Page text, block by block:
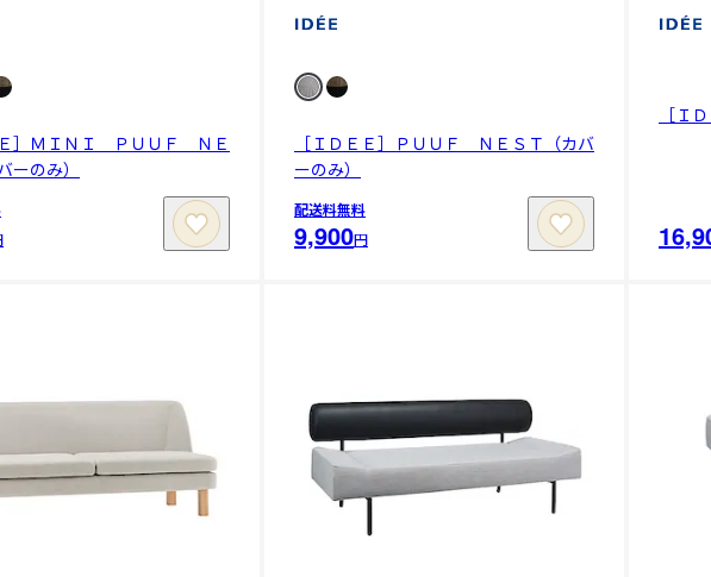
Ｅ］ＭＩＮＩ ＰＵＵＦ ＮＥ
ーのみ）
［ＩＤＥＥ］ＰＵＵＦ ＮＥＳＴ（カバ
ーのみ）
配送料無料
9,900円
［Ｉ